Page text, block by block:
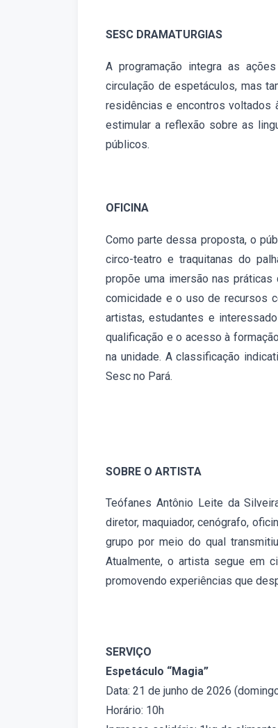
SESC DRAMATURGIAS
A programação integra as
circulação de espetáculos, mas
residências e encontros voltados
estimular a reflexão sobre as
públicos.
OFICINA
Como parte dessa proposta, o
circo-teatro e traquitanas do
propõe uma imersão nas
comicidade e o uso de recursos
artistas, estudantes e
qualificação e o acesso à
na unidade. A classificação
Sesc no Pará.
SOBRE O ARTISTA
Teófanes Antônio Leite da
diretor, maquiador, cenógrafo,
grupo por meio do qual
Atualmente, o artista segue em
promovendo experiências que
SERVIÇO
Espetáculo “Magia”
Data: 21 de junho de 2026
Horário: 10h